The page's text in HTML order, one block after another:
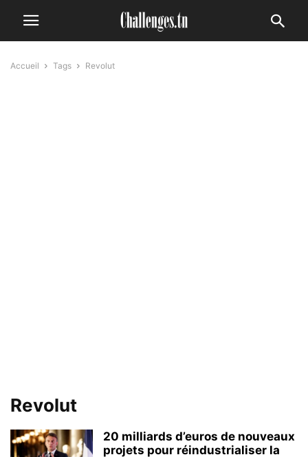
Accueil Tags Revolut
Revolut
20 milliards d’euros de nouveaux
projets pour réindustrialiser la